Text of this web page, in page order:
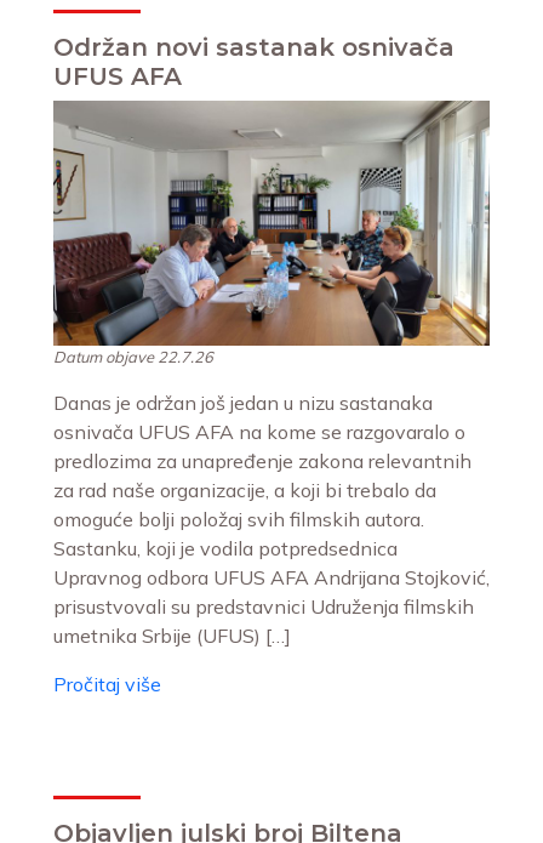
Održan novi sastanak osnivača
UFUS AFA
Datum objave 22.7.26
Danas je održan još jedan u nizu sastanaka
osnivača UFUS AFA na kome se razgovaralo o
predlozima za unapređenje zakona relevantnih
za rad naše organizacije, a koji bi trebalo da
omoguće bolji položaj svih filmskih autora.
Sastanku, koji je vodila potpredsednica
Upravnog odbora UFUS AFA Andrijana Stojković,
prisustvovali su predstavnici Udruženja filmskih
umetnika Srbije (UFUS) […]
Pročitaj više
Objavljen julski broj Biltena